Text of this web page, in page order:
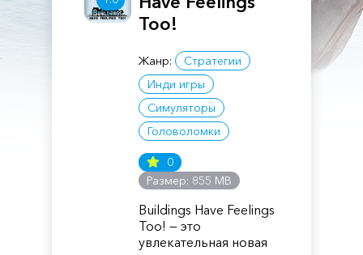
Too!
Жанр:
Стратегии
Инди игры
Симуляторы
Головоломки
0
Размер: 855 MB
Buildings Have Feelings
Too! — это
увлекательная новая